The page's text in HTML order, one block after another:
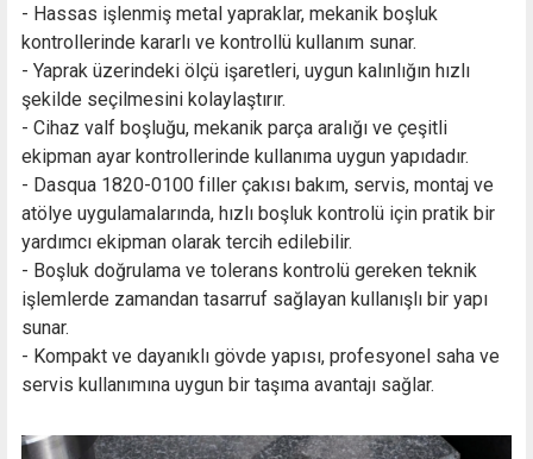
- Hassas işlenmiş metal yapraklar, mekanik boşluk
kontrollerinde kararlı ve kontrollü kullanım sunar.
- Yaprak üzerindeki ölçü işaretleri, uygun kalınlığın hızlı
şekilde seçilmesini kolaylaştırır.
- Cihaz valf boşluğu, mekanik parça aralığı ve çeşitli
ekipman ayar kontrollerinde kullanıma uygun yapıdadır.
- Dasqua 1820-0100 filler çakısı bakım, servis, montaj ve
atölye uygulamalarında, hızlı boşluk kontrolü için pratik bir
yardımcı ekipman olarak tercih edilebilir.
- Boşluk doğrulama ve tolerans kontrolü gereken teknik
işlemlerde zamandan tasarruf sağlayan kullanışlı bir yapı
sunar.
- Kompakt ve dayanıklı gövde yapısı, profesyonel saha ve
servis kullanımına uygun bir taşıma avantajı sağlar.